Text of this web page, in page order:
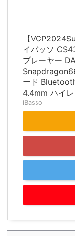
【
イバッソ
プレーヤー
ード
4.4mm ハイ
iBasso